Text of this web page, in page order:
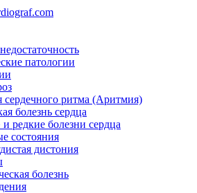
патологии
ритма (Аритмия)
болезнь сердца
редкие болезни сердца
состояния
дистония
болезнь